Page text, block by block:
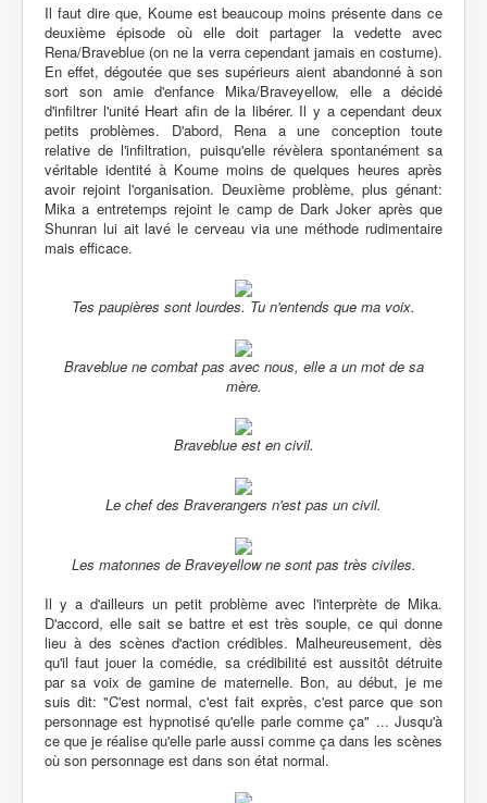
Il faut dire que, Koume est beaucoup moins présente dans ce
deuxième épisode où elle doit partager la vedette avec
Rena/Braveblue (on ne la verra cependant jamais en costume).
En effet, dégoutée que ses supérieurs aient abandonné à son
sort son amie d'enfance Mika/Braveyellow, elle a décidé
d'infiltrer l'unité Heart afin de la libérer. Il y a cependant deux
petits problèmes. D'abord, Rena a une conception toute
relative de l'infiltration, puisqu'elle révèlera spontanément sa
véritable identité à Koume moins de quelques heures après
avoir rejoint l'organisation. Deuxième problème, plus génant:
Mika a entretemps rejoint le camp de Dark Joker après que
Shunran lui ait lavé le cerveau via une méthode rudimentaire
mais efficace.
Tes paupières sont lourdes. Tu n'entends que ma voix.
Braveblue ne combat pas avec nous, elle a un mot de sa
mère.
Braveblue est en civil.
Le chef des Braverangers n'est pas un civil.
Les matonnes de Braveyellow ne sont pas très civiles.
Il y a d'ailleurs un petit problème avec l'interprète de Mika.
D'accord, elle sait se battre et est très souple, ce qui donne
lieu à des scènes d'action crédibles. Malheureusement, dès
qu'il faut jouer la comédie, sa crédibilité est aussitôt détruite
par sa voix de gamine de maternelle. Bon, au début, je me
suis dit: "C'est normal, c'est fait exprès, c'est parce que son
personnage est hypnotisé qu'elle parle comme ça" ... Jusqu'à
ce que je réalise qu'elle parle aussi comme ça dans les scènes
où son personnage est dans son état normal.